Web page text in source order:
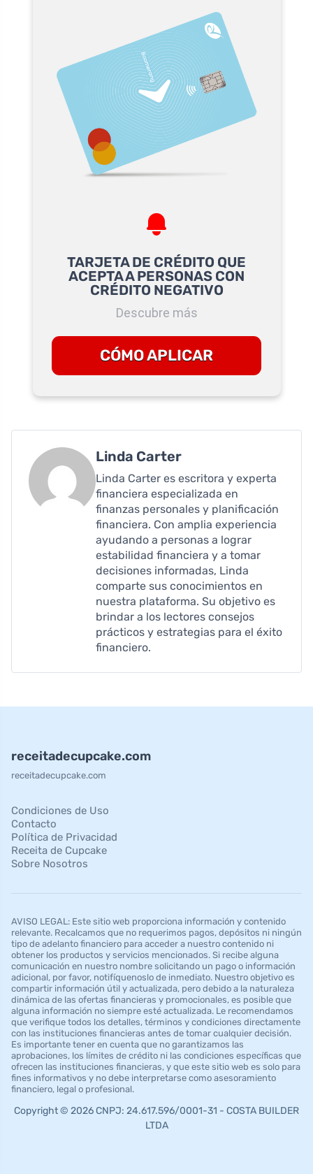
TARJETA DE CRÉDITO QUE
ACEPTA A PERSONAS CON
CRÉDITO NEGATIVO
Descubre más
CÓMO APLICAR
Linda Carter
Linda Carter es escritora y experta
financiera especializada en
finanzas personales y planificación
financiera. Con amplia experiencia
ayudando a personas a lograr
estabilidad financiera y a tomar
decisiones informadas, Linda
comparte sus conocimientos en
nuestra plataforma. Su objetivo es
brindar a los lectores consejos
prácticos y estrategias para el éxito
financiero.
receitadecupcake.com
receitadecupcake.com
Condiciones de Uso
Contacto
Política de Privacidad
Receita de Cupcake
Sobre Nosotros
AVISO LEGAL: Este sitio web proporciona información y contenido
relevante. Recalcamos que no requerimos pagos, depósitos ni ningún
tipo de adelanto financiero para acceder a nuestro contenido ni
obtener los productos y servicios mencionados. Si recibe alguna
comunicación en nuestro nombre solicitando un pago o información
adicional, por favor, notifíquenoslo de inmediato. Nuestro objetivo es
compartir información útil y actualizada, pero debido a la naturaleza
dinámica de las ofertas financieras y promocionales, es posible que
alguna información no siempre esté actualizada. Le recomendamos
que verifique todos los detalles, términos y condiciones directamente
con las instituciones financieras antes de tomar cualquier decisión.
Es importante tener en cuenta que no garantizamos las
aprobaciones, los límites de crédito ni las condiciones específicas que
ofrecen las instituciones financieras, y que este sitio web es solo para
fines informativos y no debe interpretarse como asesoramiento
financiero, legal o profesional.
Copyright © 2026 CNPJ: 24.617.596/0001-31 - COSTA BUILDER
LTDA